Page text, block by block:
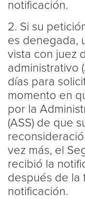
notificación.
2. Si su
es denegada,
vista con juez
administrativo
días para
momento en
por la
(ASS) de que
vez más, el
recibió la
después de la
notificación.